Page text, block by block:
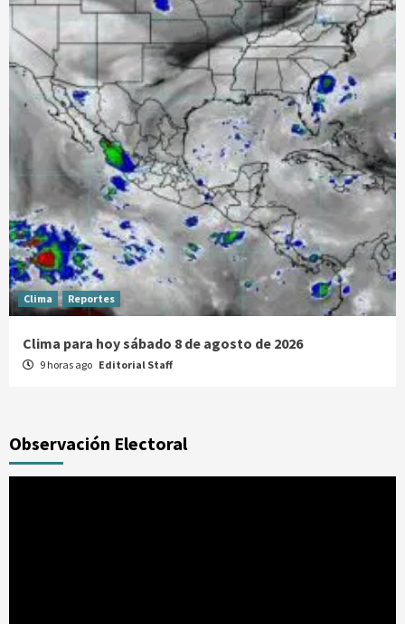
Clima Reportes
Clima para hoy sábado 8 de agosto de 2026
9 horas ago Editorial Staff
Observación Electoral